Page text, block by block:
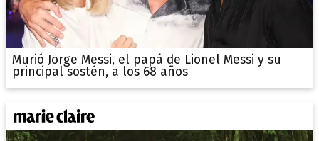
Murió Jorge Messi, el papá de Lionel Messi y su
principal sostén, a los 68 años